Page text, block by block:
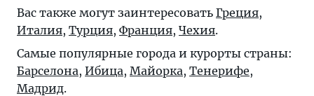
Вас также могут заинтересовать Греция,
Италия, Турция, Франция, Чехия.
Самые популярные города и курорты страны:
Барселона, Ибица, Майорка, Тенерифе,
Мадрид.